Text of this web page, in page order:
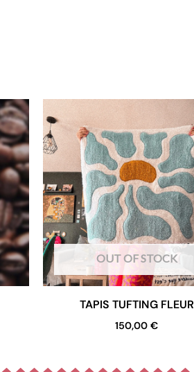
OUT OF STOCK
TAPIS TUFTING FLEUR
150,00 €